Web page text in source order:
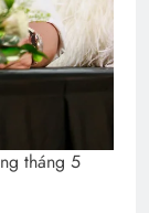
tháng 5